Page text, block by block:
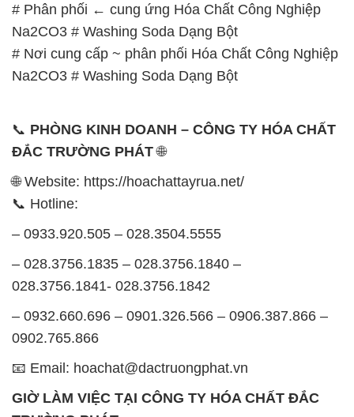
# Phân phối ← cung ứng Hóa Chất Công Nghiệp
Na2CO3 # Washing Soda Dạng Bột
# Nơi cung cấp ~ phân phối Hóa Chất Công Nghiệp
Na2CO3 # Washing Soda Dạng Bột
📞 PHÒNG KINH DOANH – CÔNG TY HÓA CHẤT
ĐẮC TRƯỜNG PHÁT🌐
🌐 Website: https://hoachattayrua.net/
📞 Hotline:
– 0933.920.505 – 028.3504.5555
– 028.3756.1835 – 028.3756.1840 –
028.3756.1841- 028.3756.1842
– 0932.660.696 – 0901.326.566 – 0906.387.866 –
0902.765.866
📧 Email: hoachat@dactruongphat.vn
GIỜ LÀM VIỆC TẠI CÔNG TY HÓA CHẤT ĐẮC